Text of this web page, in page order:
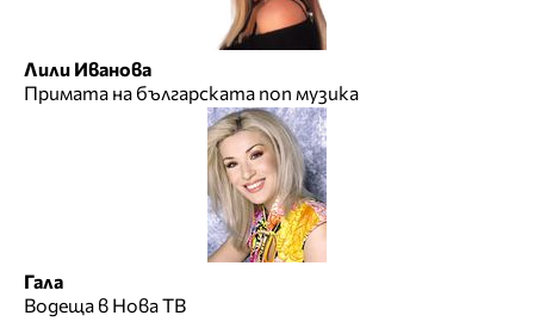
Лили Иванова
Примата на българската поп музика
Гала
Водеща в Нова ТВ